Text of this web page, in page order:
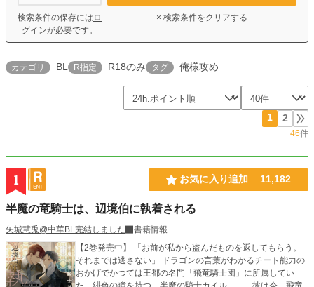
検索条件の保存には ロ
グインが必要です。
× 検索条件をクリアする
カテゴリ BL R指定 R18のみ タグ 俺様攻め
1 2
46件
1 お気に入り追加 11,182
半魔の竜騎士は、辺境伯に執着される
矢城慧兎@中華BL完結しました
書籍情報
【2巻発売中】 「お前が私から盗んだものを返してもらう。
それまでは逃さない」 ドラゴンの言葉がわかるチート能力の
おかげでかつては王都の名門「飛竜騎士団」に所属してい